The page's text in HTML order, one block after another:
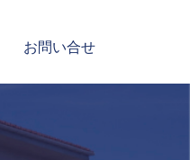
お問い合せ